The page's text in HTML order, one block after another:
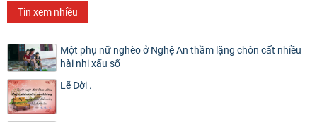
Tin xem nhiều
Một phụ nữ nghèo ở Nghệ An thầm lặng chôn cất nhiều
hài nhi xấu số
Lẽ Đời .